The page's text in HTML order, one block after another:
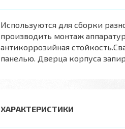
Используются для сборки
производить монтаж
антикоррозийная
панелью. Дверца корпуса
ХАРАКТЕРИСТИКИ